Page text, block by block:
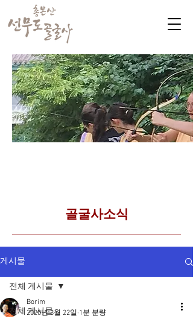
​골굴사소식
게시물
전체 게시물
전체 게시물
Borim
2020년 3월 22일 1분 분량